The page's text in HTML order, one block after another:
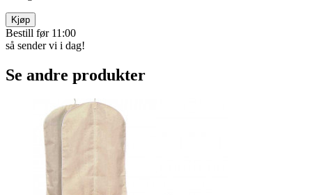
opptil 230°C. Silikon
Nr. 4872 LITEN - diam. 20 cm.
Nr. 4840 stor - diam. 33 cm.
Varekode:4840-g
Kjøkken-kompisen stor kr 199
Kjøkken-kompisen liten
kr 149
Betal med Vipps, kort,